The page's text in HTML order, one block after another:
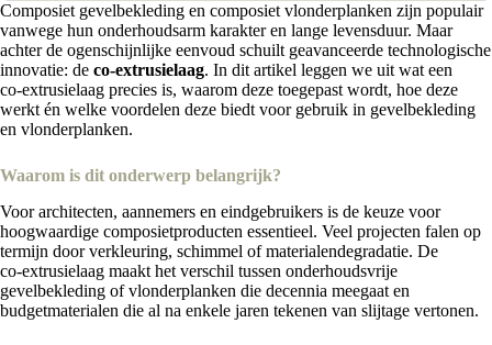
Composiet gevelbekleding en composiet vlonderplanken zijn populair
vanwege hun onderhoudsarm karakter en lange levensduur. Maar
achter de ogenschijnlijke eenvoud schuilt geavanceerde technologische
innovatie: de co‑extrusielaag. In dit artikel leggen we uit wat een
co‑extrusielaag precies is, waarom deze toegepast wordt, hoe deze
werkt én welke voordelen deze biedt voor gebruik in gevelbekleding
en vlonderplanken.
Waarom is dit onderwerp belangrijk?
Voor architecten, aannemers en eindgebruikers is de keuze voor
hoogwaardige composietproducten essentieel. Veel projecten falen op
termijn door verkleuring, schimmel of materialendegradatie. De
co‑extrusielaag maakt het verschil tussen onderhoudsvrije
gevelbekleding of vlonderplanken die decennia meegaat en
budgetmaterialen die al na enkele jaren tekenen van slijtage vertonen.